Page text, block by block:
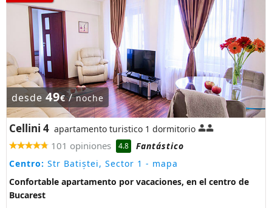
desde 49€/noche
Cellini 4 apartamento turistico 1 dormitorio
101 opiniones 4.8
Fantástico
Centro: Str Batiștei, Sector 1 - mapa
Confortable apartamento por vacaciones, en el centro de
Bucarest